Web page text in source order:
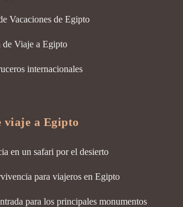
Vacaciones de Egipto
Viaje a Egipto
internacionales
viaje a Egipto
en un safari por el desierto
para viajeros en Egipto
para los principales monumentos